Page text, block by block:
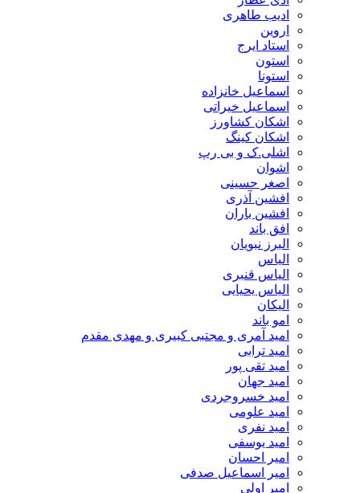
ادیب طاهری
اروین
استاد ایرج
استون
استونا
اسماعیل خانزاده
اسماعیل خیراتی
اشکان کشاورز
اشکان کینگ
اشلی.ک و بی رپ
اشوان
اصغر حسینی
افشین آذری
افشین باران
افق باند
البرز نبویان
الیاس
الیاس قنبرى
الیاس یحیایی
الیکان
امو باند
امید آمری و مجتبی کبیری و مهدى مقدم
امید ترابی
امید تقی پور
امید جهان
امید خسروجردی
امید علومی
امید نفری
امید یوسفی
امیر احسان
امیر اسماعیل صدفی
امیر اولی